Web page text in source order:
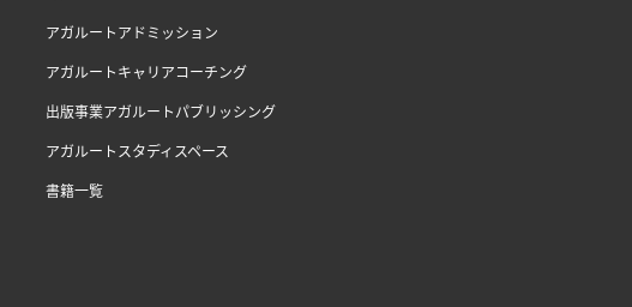
アガルートアドミッション
アガルートキャリアコーチング
出版事業アガルートパブリッシング
アガルートスタディスペース
書籍一覧